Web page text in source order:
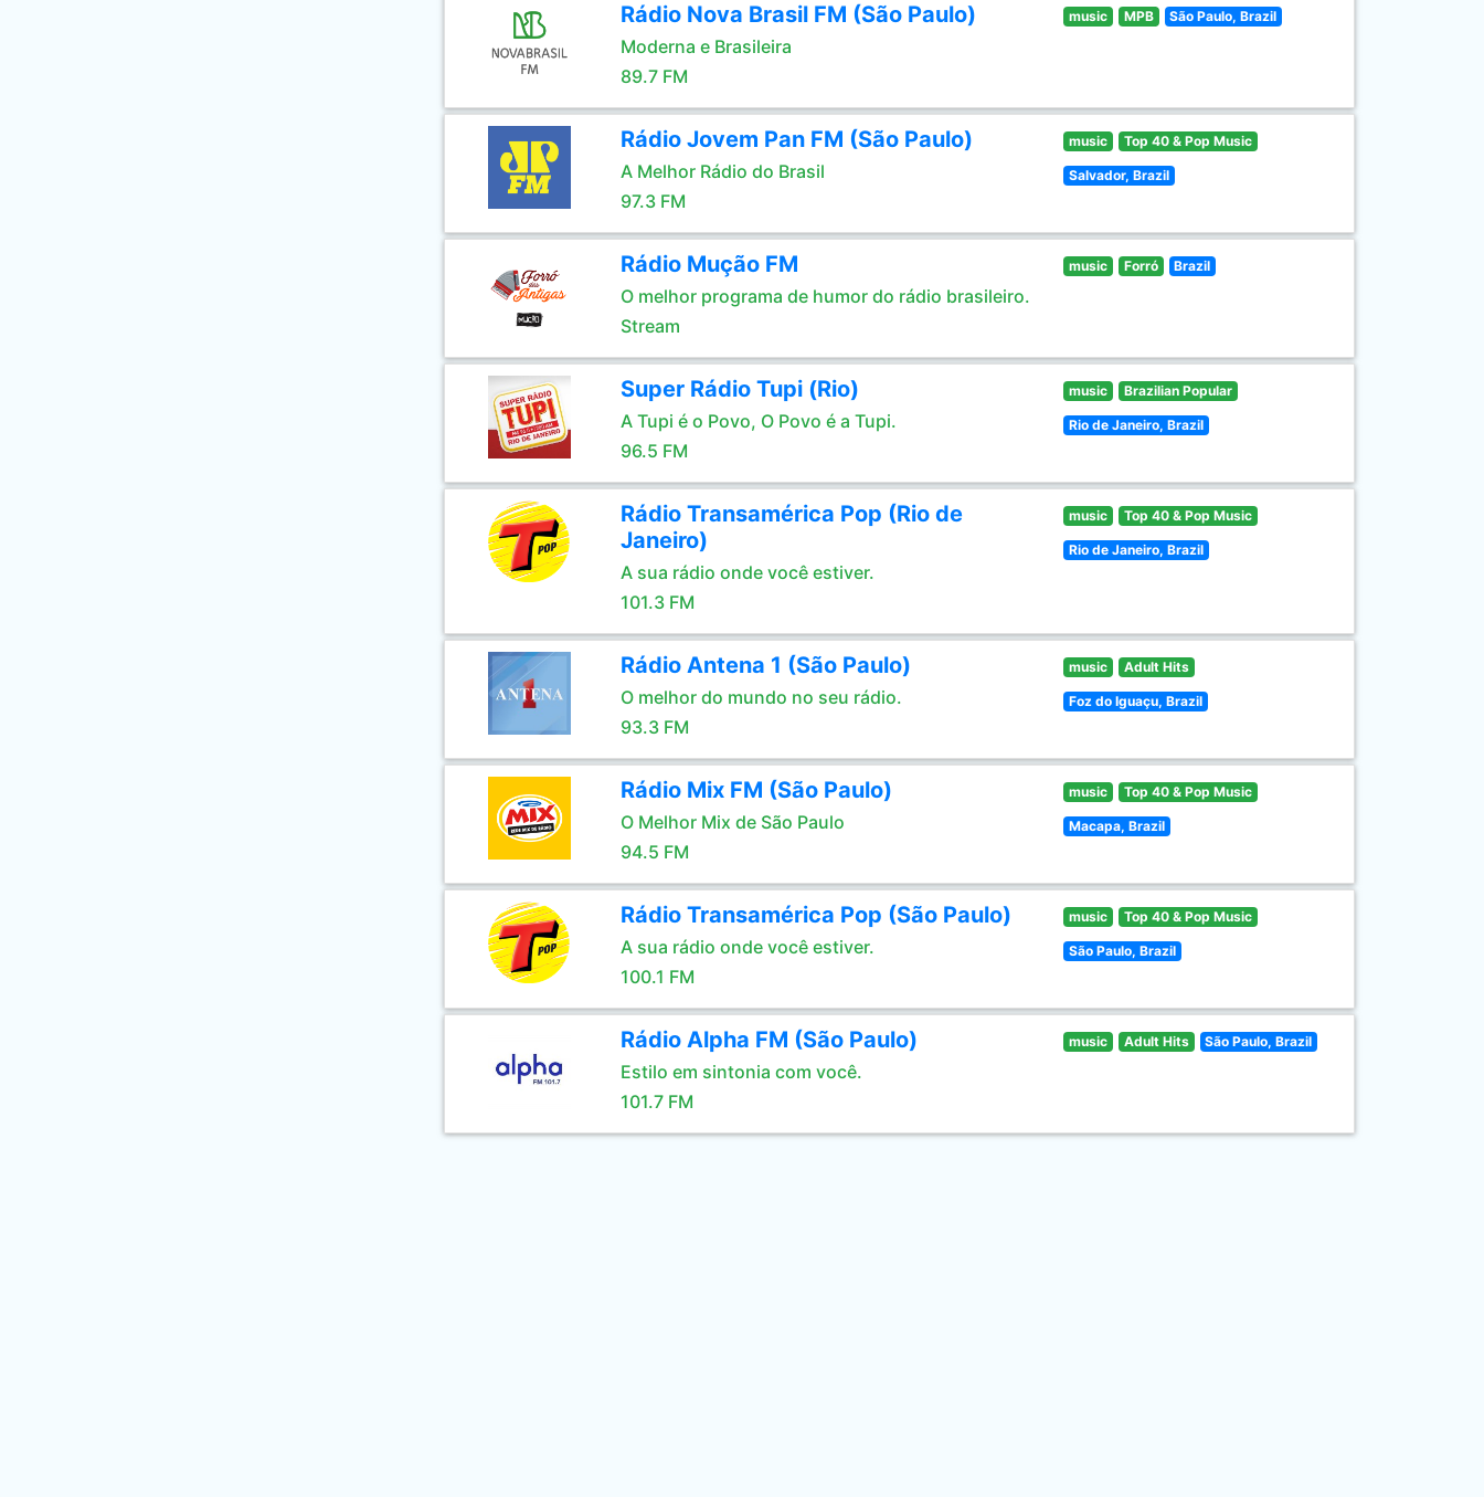
Rádio Nova Brasil FM (São Paulo)
Moderna e Brasileira
89.7 FM
music MPB São Paulo, Brazil
Rádio Jovem Pan FM (São Paulo)
A Melhor Rádio do Brasil
97.3 FM
music Top 40 & Pop Music
Salvador, Brazil
Rádio Mução FM
O melhor programa de humor do rádio brasileiro.
Stream
music Forró Brazil
Super Rádio Tupi (Rio)
A Tupi é o Povo, O Povo é a Tupi.
96.5 FM
music Brazilian Popular
Rio de Janeiro, Brazil
Rádio Transamérica Pop (Rio de
Janeiro)
A sua rádio onde você estiver.
101.3 FM
music Top 40 & Pop Music
Rio de Janeiro, Brazil
Rádio Antena 1 (São Paulo)
O melhor do mundo no seu rádio.
93.3 FM
music Adult Hits
Foz do Iguaçu, Brazil
Rádio Mix FM (São Paulo)
O Melhor Mix de São Paulo
94.5 FM
music Top 40 & Pop Music
Macapa, Brazil
Rádio Transamérica Pop (São Paulo)
A sua rádio onde você estiver.
100.1 FM
music Top 40 & Pop Music
São Paulo, Brazil
Rádio Alpha FM (São Paulo)
Estilo em sintonia com você.
101.7 FM
music Adult Hits São Paulo, Brazil